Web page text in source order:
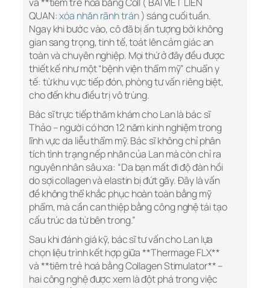
QUAN:xóa nhăn rãnh trán) sáng cuối tuần.
Ngay khi bước vào, cô đã bị ấn tượng bởi không
gian sang trọng, tinh tế, toát lên cảm giác an
toàn và chuyên nghiệp. Mọi thứ ở đây đều được
thiết kế như một “bệnh viện thẩm mỹ” chuẩn y
tế: từ khu vực tiếp đón, phòng tư vấn riêng biệt,
cho đến khu điều trị vô trùng.
Bác sĩ trực tiếp thăm khám cho Lan là bác sĩ
Thảo – người có hơn 12 năm kinh nghiệm trong
lĩnh vực da liễu thẩm mỹ. Bác sĩ không chỉ phân
tích tình trạng nếp nhăn của Lan mà còn chỉ ra
nguyên nhân sâu xa: “Da bạn mất đi độ đàn hồi
do sợi collagen và elastin bị đứt gãy. Đây là vấn
đề không thể khắc phục hoàn toàn bằng mỹ
phẩm, mà cần can thiệp bằng công nghệ tái tạo
cấu trúc da từ bên trong.”
Sau khi đánh giá kỹ, bác sĩ tư vấn cho Lan lựa
chọn liệu trình kết hợp giữa **Thermage FLX**
và **tiêm trẻ hoá bằng Collagen Stimulator** –
hai công nghệ được xem là đột phá trong việc